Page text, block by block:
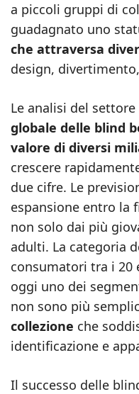
a piccoli gruppi di
guadagnato uno
che attraversa
design,
Le analisi del
globale delle blind
valore di diversi
crescere
due cifre. Le
espansione entro la
non solo dai più
adulti. La categoria
consumatori tra i 20
oggi uno dei
non sono più
collezione che
identificazione e
Il successo delle